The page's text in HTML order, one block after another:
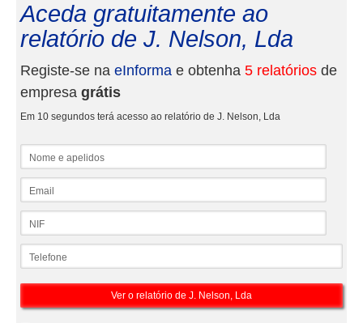
Aceda gratuitamente ao
relatório de J. Nelson, Lda
Registe-se na eInforma e obtenha 5 relatórios de
empresa grátis
Em 10 segundos terá acesso ao relatório de J. Nelson, Lda